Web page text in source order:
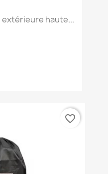
haute...
favorite_border